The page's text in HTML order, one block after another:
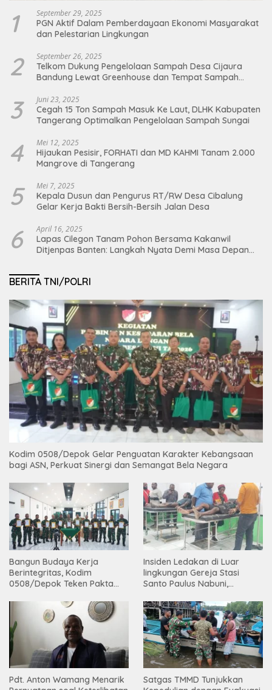
1 September 29, 2025
PGN Aktif Dalam Pemberdayaan Ekonomi Masyarakat
dan Pelestarian Lingkungan
2 September 26, 2025
Telkom Dukung Pengelolaan Sampah Desa Cijaura
Bandung Lewat Greenhouse dan Tempat Sampah
3 Juni 23, 2025
Cegah 15 Ton Sampah Masuk Ke Laut, DLHK Kabupaten
Tangerang Optimalkan Pengelolaan Sampah Sungai
4 Mei 12, 2025
Hijaukan Pesisir, FORHATI dan MD KAHMI Tanam 2.000
Mangrove di Tangerang
5 Mei 7, 2025
Kepala Dusun dan Pengurus RT/RW Desa Cibalung
Gelar Kerja Bakti Bersih-Bersih Jalan Desa
6 April 16, 2025
Lapas Cilegon Tanam Pohon Bersama Kakanwil
Ditjenpas Banten: Langkah Nyata Demi Masa Depan
BERITA TNI/POLRI
Kodim 0508/Depok Gelar Penguatan Karakter Kebangsaan
bagi ASN, Perkuat Sinergi dan Semangat Bela Negara
Bangun Budaya Kerja
Berintegritas, Kodim
0508/Depok Teken Pakta
Insiden Ledakan di Luar
lingkungan Gereja Stasi
Santo Paulus Nabuni,
Pdt. Anton Wamang Menarik
Satgas TMMD Tunjukkan